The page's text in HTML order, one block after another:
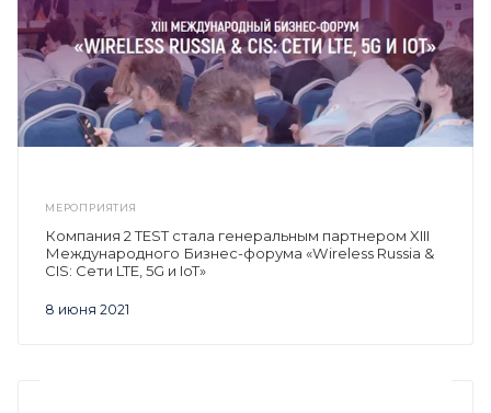
МЕРОПРИЯТИЯ
8 июня 2021
Компания 2 TEST стала генеральным партнером XIII
Международного Бизнес-форума «Wireless Russia &
CIS: Сети LTE, 5G и IoT»